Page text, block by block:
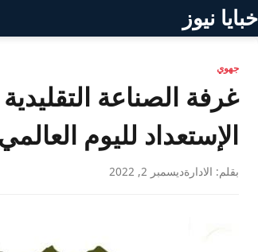
خبايا نيوز
جهوي
غرفة الصناعة
الإستعداد لليوم
بقلم: الادارةديسمبر 2, 2022